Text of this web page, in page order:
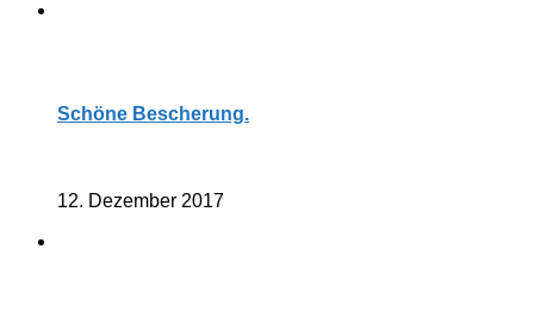
Schöne Bescherung.
12. Dezember 2017